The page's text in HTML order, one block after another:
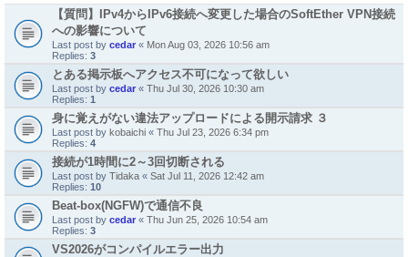
【質問】IPv4からIPv6接続へ変更した場合のSoftEther VPN接続
への影響について
Last post by cedar « Mon Aug 03, 2026 10:56 am
Replies: 3
とある掲示板へアクセス不可になって欲しい
Last post by cedar « Thu Jul 30, 2026 10:30 am
Replies: 1
身に覚えがない違法アップロードによる開示請求 ３
Last post by kobaichi « Thu Jul 23, 2026 6:34 pm
Replies: 4
接続が1時間に2～3回切断される
Last post by Tidaka « Sat Jul 11, 2026 12:42 am
Replies: 10
Beat-box(NGFW)で通信不良
Last post by cedar « Thu Jun 25, 2026 10:54 am
Replies: 3
VS2026がコンパイルエラー出力